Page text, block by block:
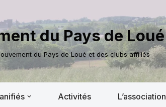
du Pays de Loué
du Pays de Loué et des clubs affiliés
Activités L’association